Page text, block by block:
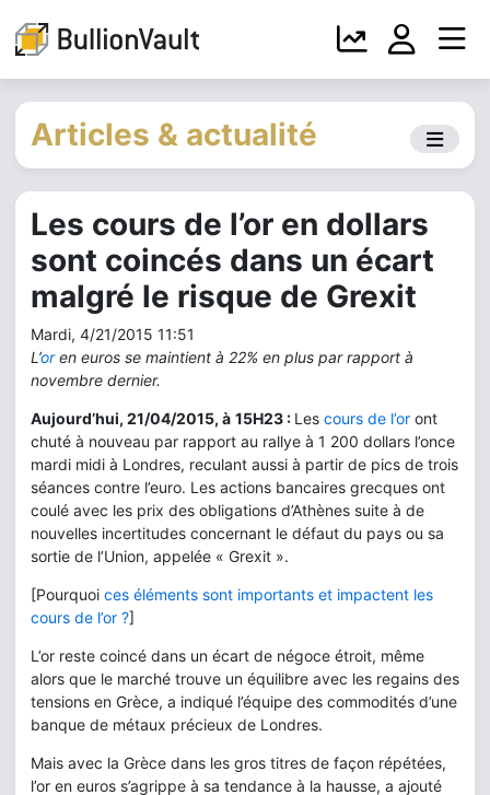
Articles & actualité
Les cours de l’or en dollars
sont coincés dans un écart
malgré le risque de Grexit
Mardi, 4/21/2015 11:51
L’oren euros se maintient à 22% en plus par rapport à
novembre dernier.
Aujourd’hui, 21/04/2015, à 15H23 : Les cours de l’or ont
chuté à nouveau par rapport au rallye à 1 200 dollars l’once
mardi midi à Londres, reculant aussi à partir de pics de trois
séances contre l’euro. Les actions bancaires grecques ont
coulé avec les prix des obligations d’Athènes suite à de
nouvelles incertitudes concernant le défaut du pays ou sa
sortie de l’Union, appelée « Grexit ».
[Pourquoi ces éléments sont importants et impactent les
cours de l’or ?]
L’or reste coincé dans un écart de négoce étroit, même
alors que le marché trouve un équilibre avec les regains des
tensions en Grèce, a indiqué l’équipe des commodités d’une
banque de métaux précieux de Londres.
Mais avec la Grèce dans les gros titres de façon répétées,
l’or en euros s’agrippe à sa tendance à la hausse, a ajouté